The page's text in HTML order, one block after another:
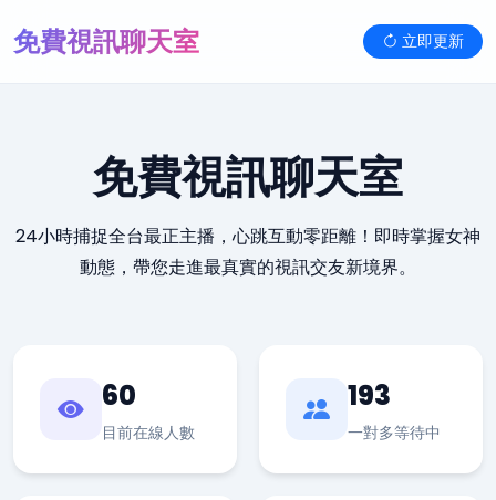
免費視訊聊天室 立即更新
免費視訊聊天室
24小時捕捉全台最正主播，心跳互動零距離！即時掌握女神
動態，帶您走進最真實的視訊交友新境界。
60
目前在線人數
193
一對多等待中